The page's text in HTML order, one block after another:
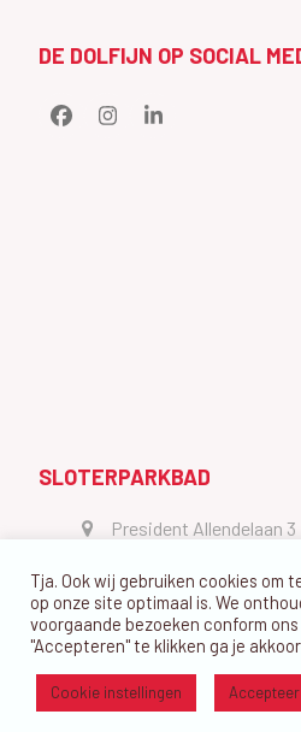
DE DOLFIJN OP SOCIAL
FacebookInstagramLinkedIn
SLOTERPARKBAD
President Allendelaan 3
vragen@dedolfijn.com
Ⓒ Zwemvereniging De Dolfijn
Tja. Ook wij gebruiken cookies om
op onze site optimaal is. We
voorgaande bezoeken conform ons
"Accepteren" te klikken ga je
Cookie instellingen Accepteer